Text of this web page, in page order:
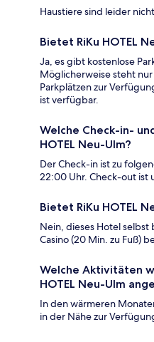
Haustiere sind leider
Bietet RiKu HOTEL
Ja, es gibt kostenlose
Möglicherweise steht
Parkplätzen zur
ist verfügbar.
Welche Check-in-
HOTEL Neu-Ulm?
Der Check-in ist zu
22:00 Uhr. Check-out ist
Bietet RiKu HOTEL
Nein, dieses Hotel selbst
Casino (20 Min. zu Fuß)
Welche Aktivitäten
HOTEL Neu-Ulm
In den wärmeren
in der Nähe zur